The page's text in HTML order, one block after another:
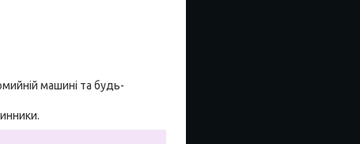
машині та будь-